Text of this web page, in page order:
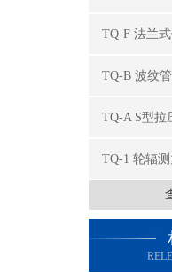
TQ-F 法兰
TQ-B 波纹
TQ-A S型拉
TQ-1 轮辐